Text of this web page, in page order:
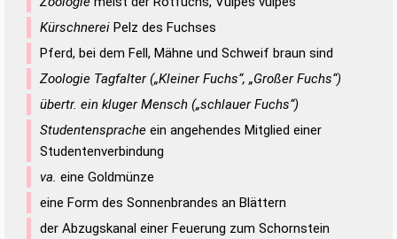
Kürschnerei Pelz des Fuchses
Pferd, bei dem Fell, Mähne und Schweif braun sind
Zoologie Tagfalter („Kleiner Fuchs“, „Großer Fuchs“)
übertr. ein kluger Mensch („schlauer Fuchs“)
Studentensprache ein angehendes Mitglied einer
Studentenverbindung
va. eine Goldmünze
eine Form des Sonnenbrandes an Blättern
der Abzugskanal einer Feuerung zum Schornstein